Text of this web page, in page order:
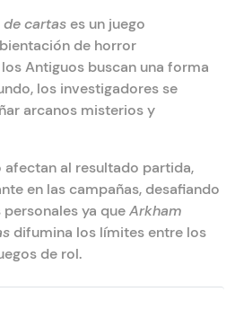
cartas es un juego
de horror
Antiguos buscan una forma
los investigadores se
arcanos misterios y
afectan al resultado partida,
en las campañas, desafiando
ya queArkham
difumina los límites entre los
de rol.